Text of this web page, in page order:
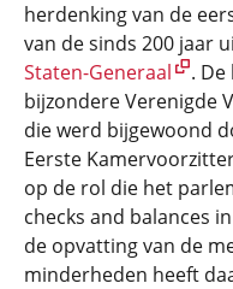
herdenking van de
van de sinds 200 jaar
Staten-Generaal
.
bijzondere Verenigde
die werd bijgewoond
Eerste
op de rol die het
checks and balances
de opvatting van de
minderheden heeft